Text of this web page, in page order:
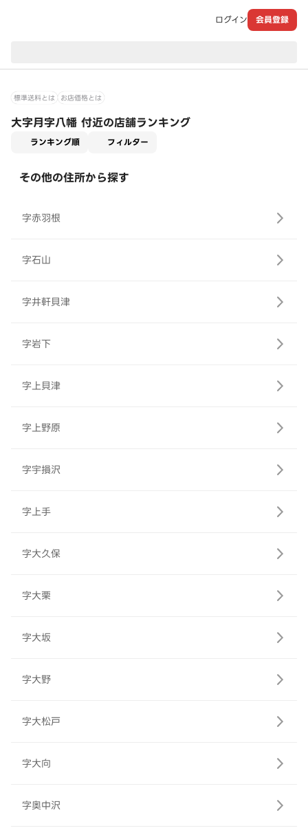
ログイン 会員登録
標準送料とは お店価格とは
大字月字八幡 付近の店舗ランキング
ランキング順 フィルター
その他の住所から探す
字赤羽根
字石山
字井軒貝津
字岩下
字上貝津
字上野原
字宇損沢
字上手
字大久保
字大栗
字大坂
字大野
字大松戸
字大向
字奥中沢